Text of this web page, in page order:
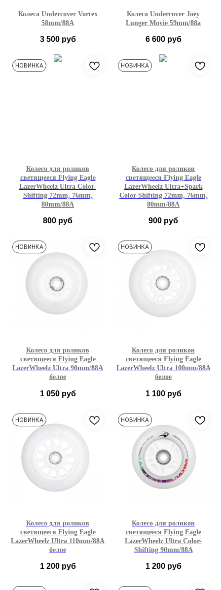
Колеса Undercover Vortex
58mm/88A
3 500 руб
Колеса Undercover Joey
Lunger Movie 59mm/88a
6 600 руб
НОВИНКА
Колесо для роликов
светящееся Flying Eagle
LazerWheelz Ultra Color-
Shifting 72mm, 76mm,
80mm/88A
800 руб
72mm 80mm
1 шт 8 шт
НОВИНКА
Колесо для роликов
светящееся Flying Eagle
LazerWheelz Ultra+Spark
Color-Shifting 72mm, 76mm,
80mm/88A
900 руб
72mm 80mm
1 шт
8 шт
НОВИНКА
Колесо для роликов
светящееся Flying Eagle
LazerWheelz Ultra 90mm/88A
белое
1 050 руб
1шт 6 шт
НОВИНКА
Колесо для роликов
светящееся Flying Eagle
LazerWheelz Ultra 100mm/88A
белое
1 100 руб
1шт 3 шт 6 шт
НОВИНКА
Колесо для роликов
светящееся Flying Eagle
LazerWheelz Ultra 110mm/88A
белое
1 200 руб
НОВИНКА
Колесо для роликов
светящееся Flying Eagle
LazerWheelz Ultra Color-
Shifting 90mm/88A
1 200 руб